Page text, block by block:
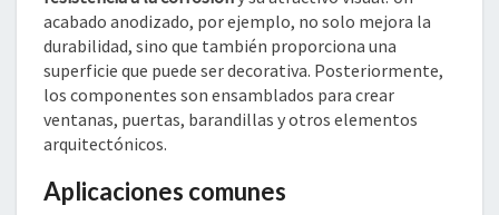
acabado anodizado, por ejemplo, no solo mejora la
durabilidad, sino que también proporciona una
superficie que puede ser decorativa. Posteriormente,
los componentes son ensamblados para crear
ventanas, puertas, barandillas y otros elementos
arquitectónicos.
Aplicaciones comunes